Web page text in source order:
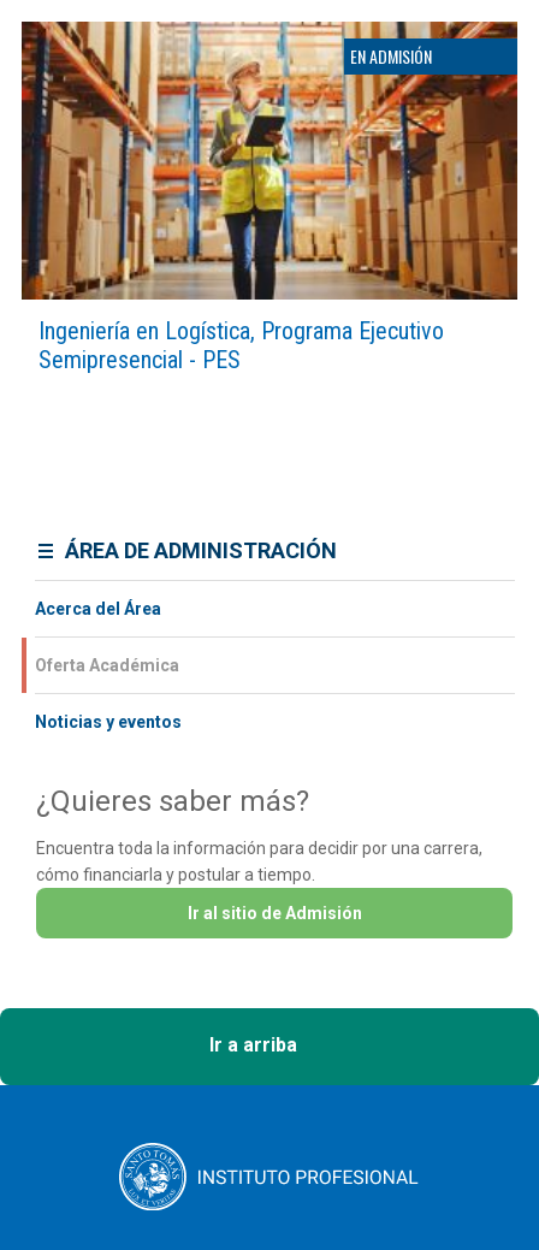
Ingeniería en Logística, Programa Ejecutivo
Semipresencial - PES
ÁREA DE ADMINISTRACIÓN
Acerca del Área
Oferta Académica
Noticias y eventos
¿Quieres saber más?
Encuentra toda la información para decidir por una carrera,
cómo financiarla y postular a tiempo.
Ir al sitio de Admisión
Ir a arriba